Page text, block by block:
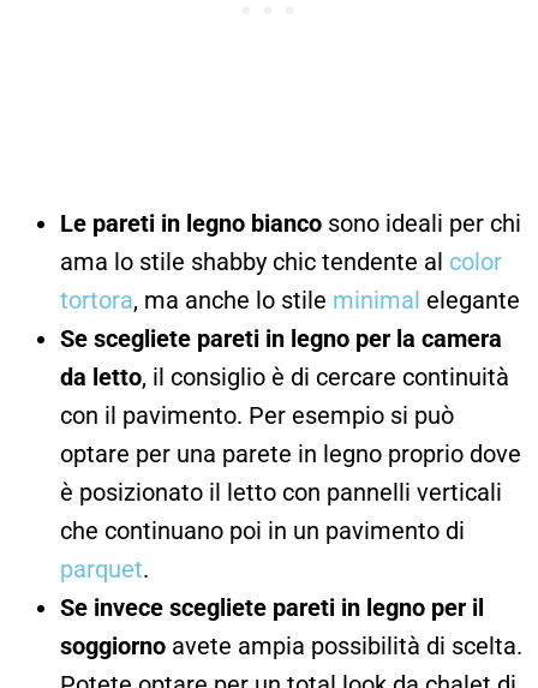
Le pareti in legno bianco sono ideali per chi
ama lo stile shabby chic tendente al color
tortora, ma anche lo stile minimal elegante
Se scegliete pareti in legno per la camera
da letto, il consiglio è di cercare continuità
con il pavimento. Per esempio si può
optare per una parete in legno proprio dove
è posizionato il letto con pannelli verticali
che continuano poi in un pavimento di
parquet.
Se invece scegliete pareti in legno per il
soggiorno avete ampia possibilità di scelta.